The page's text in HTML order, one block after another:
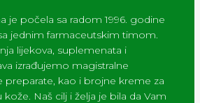
je počela sa radom 1996. godine
jednim farmaceutskim timom.
lijekova, suplemenata i
izrađujemo magistralne
preparate, kao i brojne kreme za
Naš cilj i želja je bila da Vam